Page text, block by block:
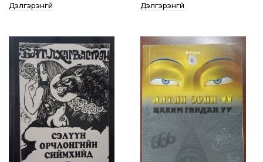
Дэлгэрэнгүй Дэлгэрэнгүй